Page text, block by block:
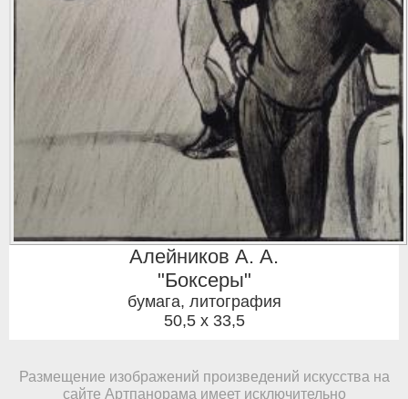
Алейников А. А.
"Боксеры"
бумага, литография
50,5 x 33,5
Размещение изображений произведений искусства на
сайте Артпанорама имеет исключительно